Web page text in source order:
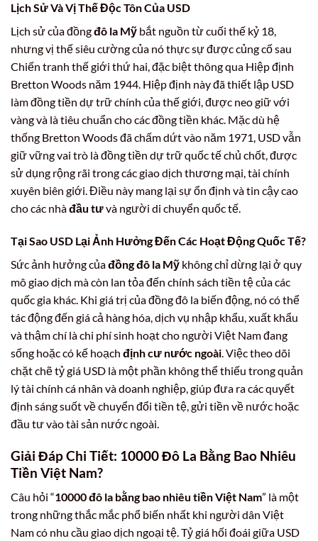
Lịch Sử Và Vị Thế Độc Tôn Của USD
Lịch sử của đồngđô la Mỹ bắt nguồn từ cuối thế kỷ 18,
nhưng vị thế siêu cường của nó thực sự được củng cố sau
Chiến tranh thế giới thứ hai, đặc biệt thông qua Hiệp định
Bretton Woods năm 1944. Hiệp định này đã thiết lập USD
làm đồng tiền dự trữ chính của thế giới, được neo giữ với
vàng và là tiêu chuẩn cho các đồng tiền khác. Mặc dù hệ
thống Bretton Woods đã chấm dứt vào năm 1971, USD vẫn
giữ vững vai trò là đồng tiền dự trữ quốc tế chủ chốt, được
sử dụng rộng rãi trong các giao dịch thương mại, tài chính
xuyên biên giới. Điều này mang lại sự ổn định và tin cậy cao
cho các nhàđầu tưvà người di chuyển quốc tế.
Tại Sao USD Lại Ảnh Hưởng Đến Các Hoạt Động Quốc Tế?
Sức ảnh hưởng củađồng đô la Mỹ không chỉ dừng lại ở quy
mô giao dịch mà còn lan tỏa đến chính sách tiền tệ của các
quốc gia khác. Khi giá trị của đồng đô la biến động, nó có thể
tác động đến giá cả hàng hóa, dịch vụ nhập khẩu, xuất khẩu
và thậm chí là chi phí sinh hoạt cho người Việt Nam đang
sống hoặc có kế hoạch định cư nước ngoài. Việc theo dõi
chặt chẽ tỷ giá USD là một phần không thể thiếu trong quản
lý tài chính cá nhân và doanh nghiệp, giúp đưa ra các quyết
định sáng suốt về chuyển đổi tiền tệ, gửi tiền về nước hoặc
đầu tư vào tài sản nước ngoài.
Giải Đáp Chi Tiết: 10000 Đô La Bằng Bao Nhiêu
Tiền Việt Nam?
Câu hỏi “10000 đô la bằng bao nhiêu tiền Việt Nam” là một
trong những thắc mắc phổ biến nhất khi người dân Việt
Nam có nhu cầu giao dịch ngoại tệ. Tỷ giá hối đoái giữa USD